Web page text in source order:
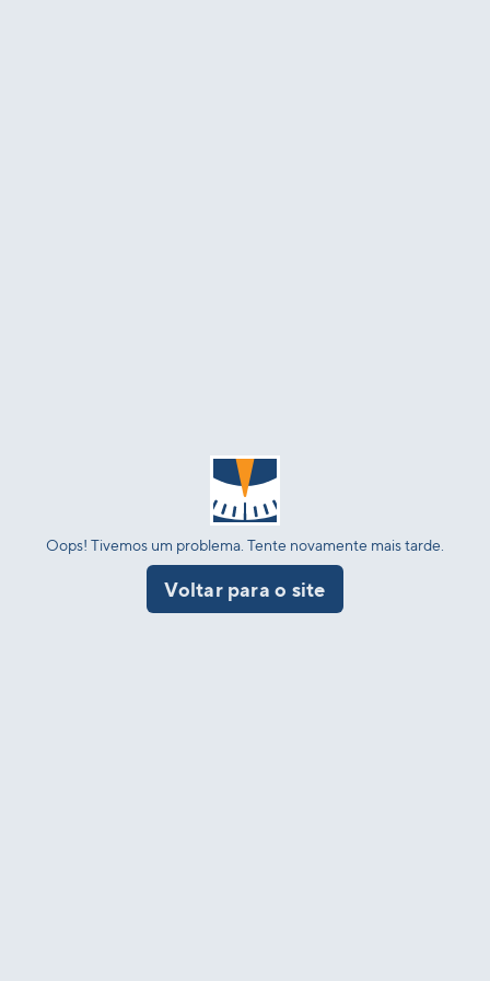
Oops! Tivemos um problema. Tente novamente mais tarde.
Voltar para o site